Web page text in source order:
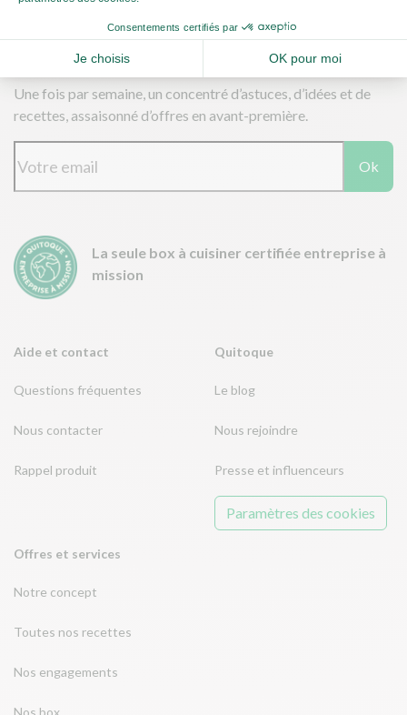
Aide et contact
Questions fréquentes
Nous contacter
Rappel produit
Offres et services
Notre concept
Toutes nos recettes
Nos engagements
Nos box
Quitoque
Le blog
Nous rejoindre
Presse et influenceurs
Paramètres des cookies
Une fois par semaine, un concentré d’astuces, d’idées et de
recettes, assaisonné d’offres en avant-première.
Ok
La seule box à cuisiner certifiée entreprise à
mission